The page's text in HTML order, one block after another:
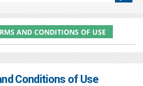
AND CONDITIONS OF USE
Conditions of Use